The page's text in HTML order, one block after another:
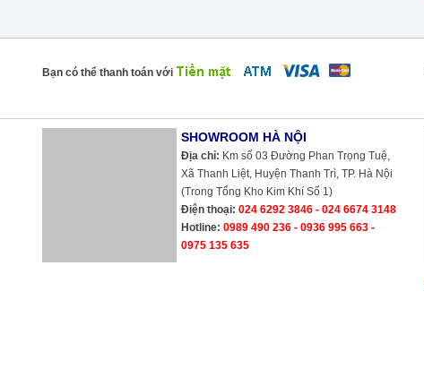
Bạn có thể thanh toán với
SHOWROOM HÀ NỘI
Địa chỉ: Km số 03 Đường Phan Trọng Tuệ,
Xã Thanh Liệt, Huyện Thanh Trì, TP. Hà Nội
(Trong Tổng Kho Kim Khí Số 1)
Điện thoại: 024 6292 3846 - 024 6674 3148
Hotline: 0989 490 236 - 0936 995 663 -
0975 135 635